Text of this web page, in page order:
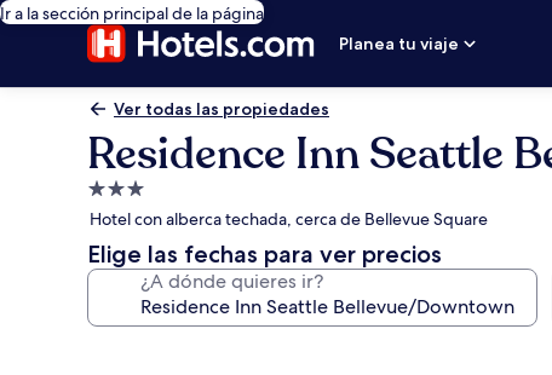
Ir a la sección principal de la página
Planea tu viaje
Ver todas las propiedades
Residence Inn Seattle
Propiedad
de
3.0
estrellas
Hotel con alberca techada, cerca de Bellevue Square
Elige las fechas para ver precios
¿A dónde quieres ir?